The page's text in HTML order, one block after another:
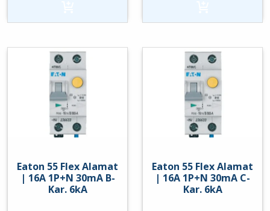
|
16A
1P+N
30mA
C-
kar.
6kA
hoeveelheid
30mA
hoeveelheid
Eaton 55 Flex Alamat
| 16A 1P+N 30mA B-
Kar. 6kA
Eaton 55 Flex Alamat
| 16A 1P+N 30mA C-
Kar. 6kA